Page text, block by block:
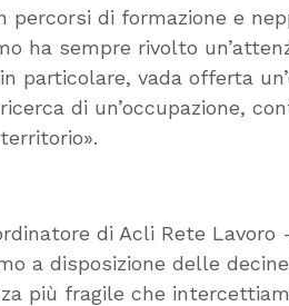
di formazione e
ha sempre rivolto
particolare, vada offerta
di un’occupazione,
di Acli Rete
a disposizione delle
più fragile che